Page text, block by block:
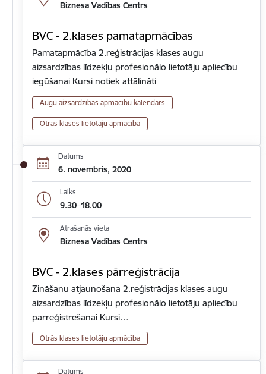
Biznesa Vadības Centrs
BVC - 2.klases pamatapmācības
Pamatapmācība 2.reģistrācijas klases augu
aizsardzības līdzekļu profesionālo lietotāju apliecību
iegūšanai Kursi notiek attālināti
Augu aizsardzības apmācību kalendārs
Otrās klases lietotāju apmācība
Datums
6. novembris, 2020
Laiks
9.30–18.00
Atrašanās vieta
Biznesa Vadības Centrs
BVC - 2.klases pārreģistrācija
Zināšanu atjaunošana 2.reģistrācijas klases augu
aizsardzības līdzekļu profesionālo lietotāju apliecību
pārreģistrēšanai Kursi…
Otrās klases lietotāju apmācība
Datums